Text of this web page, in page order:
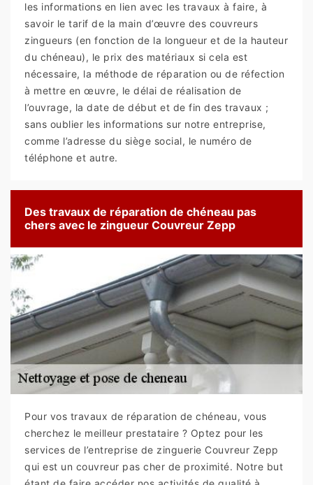
les informations en lien avec les travaux à faire, à
savoir le tarif de la main d’œuvre des couvreurs
zingueurs (en fonction de la longueur et de la hauteur
du chéneau), le prix des matériaux si cela est
nécessaire, la méthode de réparation ou de réfection
à mettre en œuvre, le délai de réalisation de
l’ouvrage, la date de début et de fin des travaux ;
sans oublier les informations sur notre entreprise,
comme l’adresse du siège social, le numéro de
téléphone et autre.
Des travaux de réparation de chéneau pas
chers avec le zingueur Couvreur Zepp
Pour vos travaux de réparation de chéneau, vous
cherchez le meilleur prestataire ? Optez pour les
services de l’entreprise de zinguerie Couvreur Zepp
qui est un couvreur pas cher de proximité. Notre but